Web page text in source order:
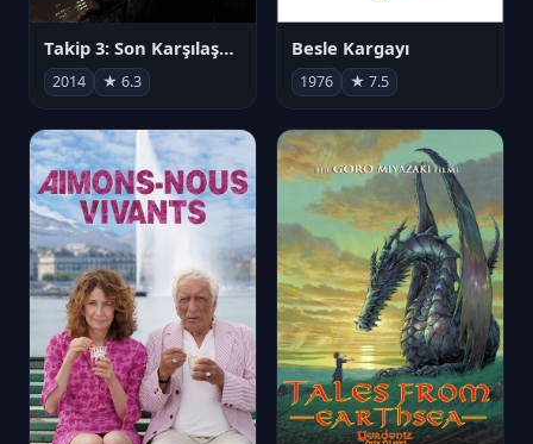
Takip 3: Son Karşılaşma
2014 ★ 6.3
Besle Kargayı
1976 ★ 7.5